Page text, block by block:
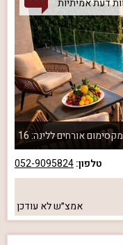
מקסימום אורחים ללינה: 16
טלפון:052-9095824
אמצ״שלא עודכן